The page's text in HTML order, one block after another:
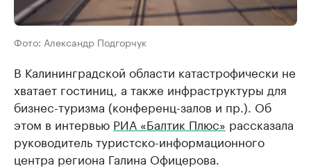
Фото: Александр Подгорчук
В Калининградской области катастрофически не
хватает гостиниц, а также инфраструктуры для
бизнес-туризма (конференц-залов и пр.). Об
этом в интервью РИА «Балтик Плюс» рассказала
руководитель туристско-информационного
центра региона Галина Офицерова.